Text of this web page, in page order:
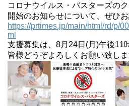
コロナウイルス・バスターズの
開始のお知らせについて、ぜひ
https://prtimes.jp/main/html/rd/p/
ml
支援募集は、8月24日(月)午後11
皆様どうぞよろしくお願い致し